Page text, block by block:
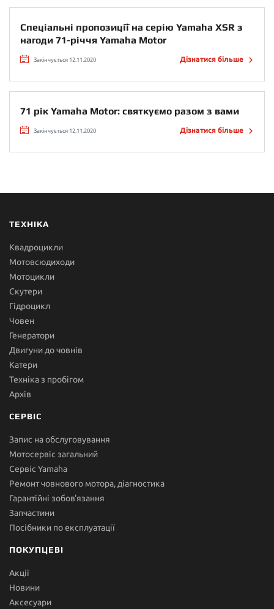
Спеціальні пропозиції на серію Yamaha XSR з
нагоди 71-річчя Yamaha Motor
Закінчується 12.11.2020 Дізнатися більше
71 рік Yamaha Motor: святкуємо разом з вами
Закінчується 12.11.2020 Дізнатися більше
ТЕХНІКА
Квадроцикли
Мотовсюдиходи
Мотоцикли
Скутери
Гідроцикл
Човен
Генератори
Двигуни до човнів
Катери
Техніка з пробігом
Архів
СЕРВІС
Запис на обслуговування
Мотосервіс загальний
Сервіс Yamaha
Ремонт човнового мотора, діагностика
Гарантійні зобов'язання
Запчастини
Посібники по експлуатації
ПОКУПЦЕВІ
Акції
Новини
Аксесуари